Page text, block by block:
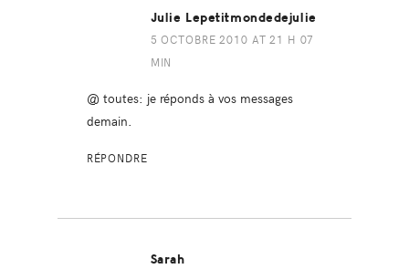
Julie Lepetitmondedejulie
5 OCTOBRE 2010 AT 21 H 07
MIN
@ toutes: je réponds à vos messages
demain.
RÉPONDRE
Sarah